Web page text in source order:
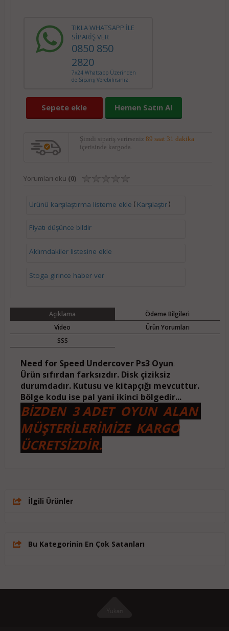
TIKLA WHATSAPP İLE
SİPARİŞ VER
0850 850
2820
7x24 Whatsapp Üzerinden
de Sipariş Verebilirsiniz.
Sepete ekle Hemen Satın Al
Şimdi sipariş verirseniz 89 saat 31 dakika
içerisinde kargoda.
Yorumları oku (0)
Ürünü karşılaştırma listeme ekle ( Karşılaştır)
Fiyatı düşünce bildir
Aklımdakiler listesine ekle
Stoga girince haber ver
Açıklama
Ödeme Bilgileri
Video
Ürün Yorumları
SSS
Need for Speed Undercover Ps3 Oyun.
Ürün sıfırdan farksızdır. Disk çiziksiz
durumdadır. Kutusu ve kitapçığı mevcuttur.
Bölge kodu ise pal yani ikinci bölgedir...
BİZDEN 3 ADET OYUN ALAN
MÜŞTERİLERİMİZE KARGO
ÜCRETSİZDİR.
İlgili Ürünler
Bu Kategorinin En Çok Satanları